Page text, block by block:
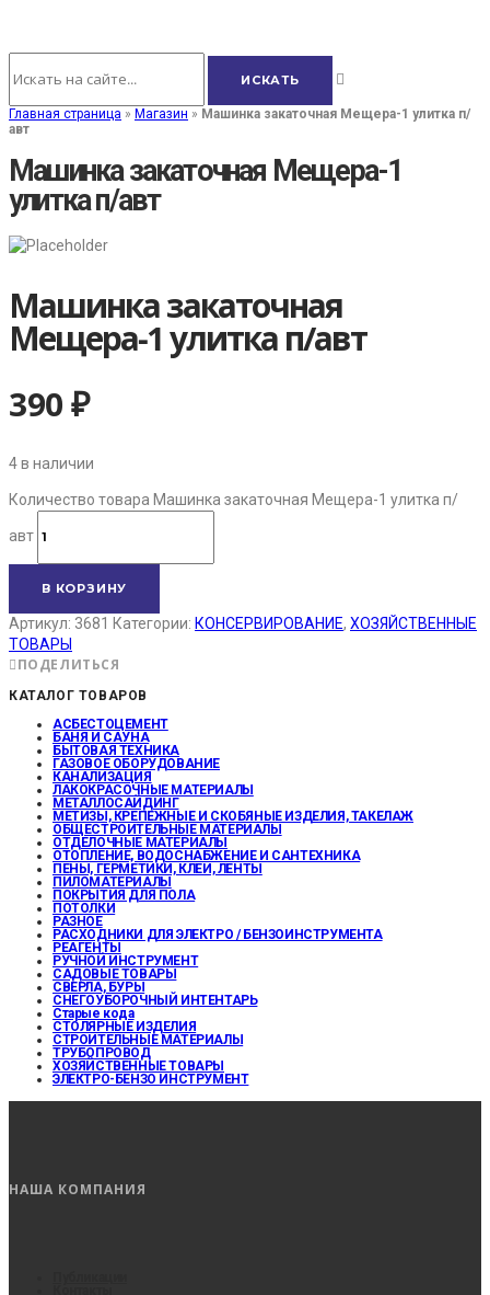
Главная страница » Магазин » Машинка закаточная Мещера-1 улитка п/
авт
Машинка закаточная Мещера-1
улитка п/авт
Машинка закаточная
Мещера-1 улитка п/авт
390₽
4 в наличии
Количество товара Машинка закаточная Мещера-1 улитка п/
авт
В КОРЗИНУ
Артикул: 3681 Категории: КОНСЕРВИРОВАНИЕ, ХОЗЯЙСТВЕННЫЕ
ТОВАРЫ
ПОДЕЛИТЬСЯ
КАТАЛОГ ТОВАРОВ
АСБЕСТОЦЕМЕНТ
БАНЯ И САУНА
БЫТОВАЯ ТЕХНИКА
ГАЗОВОЕ ОБОРУДОВАНИЕ
КАНАЛИЗАЦИЯ
ЛАКОКРАСОЧНЫЕ МАТЕРИАЛЫ
МЕТАЛЛОСАЙДИНГ
МЕТИЗЫ, КРЕПЕЖНЫЕ И СКОБЯНЫЕ ИЗДЕЛИЯ, ТАКЕЛАЖ
ОБЩЕСТРОИТЕЛЬНЫЕ МАТЕРИАЛЫ
ОТДЕЛОЧНЫЕ МАТЕРИАЛЫ
ОТОПЛЕНИЕ, ВОДОСНАБЖЕНИЕ И САНТЕХНИКА
ПЕНЫ, ГЕРМЕТИКИ, КЛЕИ, ЛЕНТЫ
ПИЛОМАТЕРИАЛЫ
ПОКРЫТИЯ ДЛЯ ПОЛА
ПОТОЛКИ
РАЗНОЕ
РАСХОДНИКИ ДЛЯ ЭЛЕКТРО / БЕНЗОИНСТРУМЕНТА
РЕАГЕНТЫ
РУЧНОЙ ИНСТРУМЕНТ
САДОВЫЕ ТОВАРЫ
СВЕРЛА, БУРЫ
СНЕГОУБОРОЧНЫЙ ИНТЕНТАРЬ
Старые кода
СТОЛЯРНЫЕ ИЗДЕЛИЯ
СТРОИТЕЛЬНЫЕ МАТЕРИАЛЫ
ТРУБОПРОВОД
ХОЗЯЙСТВЕННЫЕ ТОВАРЫ
ЭЛЕКТРО-БЕНЗО ИНСТРУМЕНТ
НАША КОМПАНИЯ